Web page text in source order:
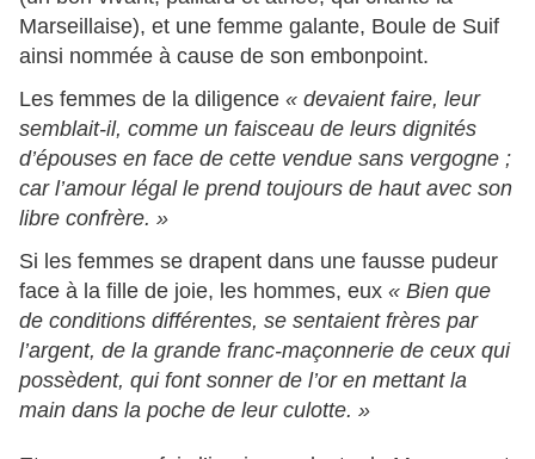
Marseillaise), et une femme galante, Boule de Suif
ainsi nommée à cause de son embonpoint.
Les femmes de la diligence « devaient faire, leur
semblait-il, comme un faisceau de leurs dignités
d’épouses en face de cette vendue sans vergogne ;
car l’amour légal le prend toujours de haut avec son
libre confrère. »
Si les femmes se drapent dans une fausse pudeur
face à la fille de joie, les hommes, eux « Bien que
de conditions différentes, se sentaient frères par
l’argent, de la grande franc-maçonnerie de ceux qui
possèdent, qui font sonner de l’or en mettant la
main dans la poche de leur culotte. »